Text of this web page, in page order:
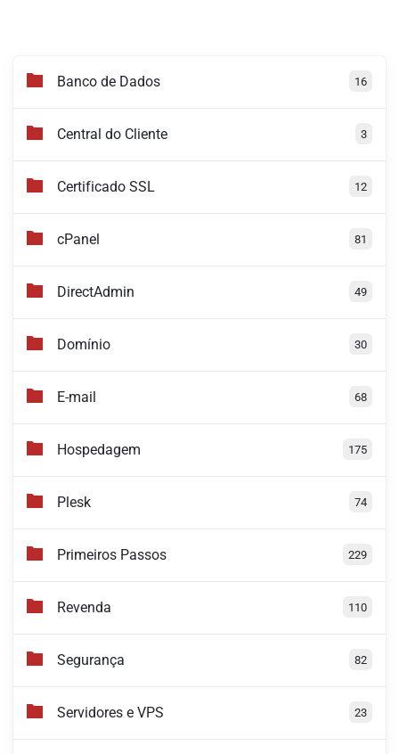
Banco de Dados 16
Central do Cliente 3
Certificado SSL 12
cPanel 81
DirectAdmin 49
Domínio 30
E-mail 68
Hospedagem 175
Plesk 74
Primeiros Passos 229
Revenda 110
Segurança 82
Servidores e VPS 23